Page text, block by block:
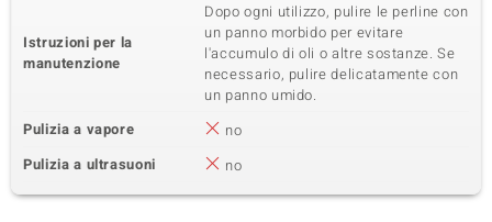
Istruzioni per la
manutenzione
Dopo ogni utilizzo, pulire le perline con
un panno morbido per evitare
l'accumulo di oli o altre sostanze. Se
necessario, pulire delicatamente con
un panno umido.
Pulizia a vapore
no
Pulizia a ultrasuoni
no